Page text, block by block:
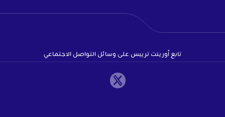
تابع أورينت تريبس على وسائل التواصل الاجتماعي